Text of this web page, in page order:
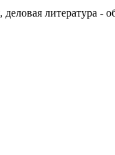
литература -